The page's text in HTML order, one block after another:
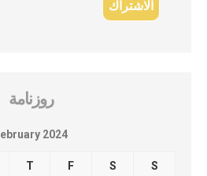
روزنامة
2024
T F S S